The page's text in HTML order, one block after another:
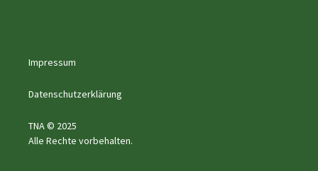
Impressum
Datenschutzerklärung
TNA © 2025
Alle Rechte vorbehalten.